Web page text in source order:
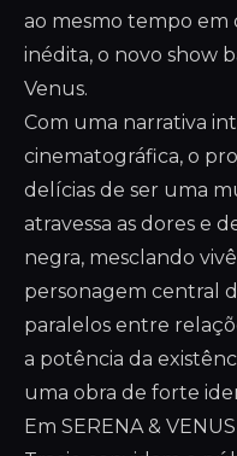
ao mesmo tempo em
inédita, o novo show
Venus.
Com uma narrativa
cinematográfica, o
delícias de ser uma
atravessa as dores e
negra, mesclando
personagem central
paralelos entre
a potência da
uma obra de forte
Em SERENA &